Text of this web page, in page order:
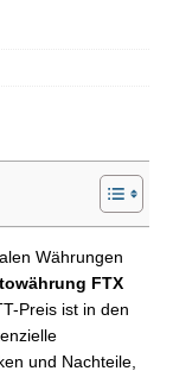
Währungen
FTX
Preis ist in den
und Nachteile,